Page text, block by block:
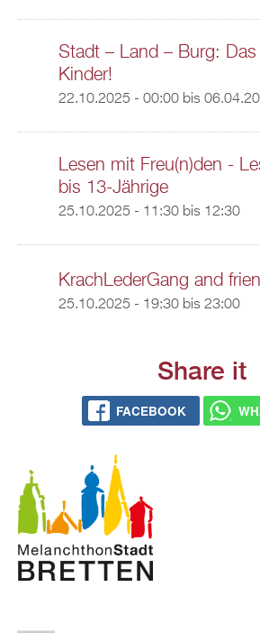
Stadt – Land – Burg:
Kinder!
22.10.2025 - 00:00bis
Lesen mit Freu(n)den -
bis 13-Jährige
25.10.2025 - 11:30bis 12:30
KrachLederGang and
25.10.2025 - 19:30bis 23:00
Share it
FACEBOOK